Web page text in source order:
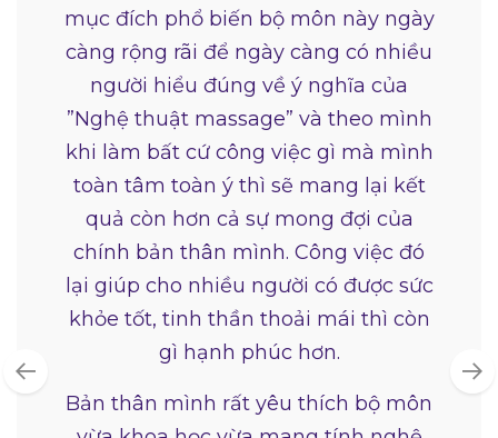
mục đích phổ biến bộ môn này ngày
càng rộng rãi để ngày càng có nhiều
người hiểu đúng về ý nghĩa của
”Nghệ thuật massage” và theo mình
khi làm bất cứ công việc gì mà mình
toàn tâm toàn ý thì sẽ mang lại kết
quả còn hơn cả sự mong đợi của
chính bản thân mình. Công việc đó
lại giúp cho nhiều người có được sức
khỏe tốt, tinh thần thoải mái thì còn
gì hạnh phúc hơn.
Bản thân mình rất yêu thích bộ môn